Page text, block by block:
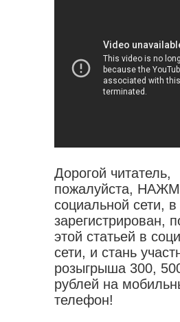
Дорогой читатель,
пожалуйста,
социальной сети,
зарегистрирован,
этой статьей в
сети, и стань
розыгрыша 300,
рублей на
телефон!